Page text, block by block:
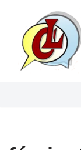
Aller
contenu